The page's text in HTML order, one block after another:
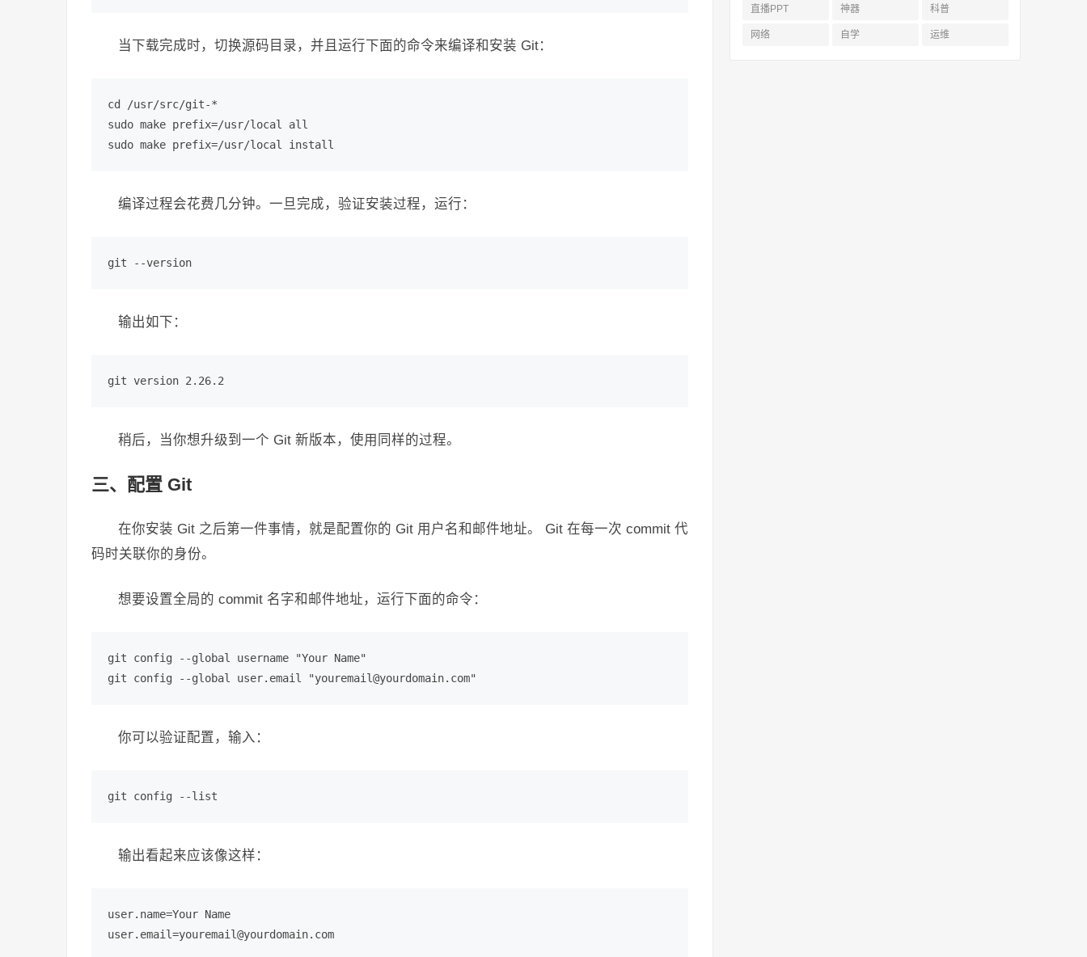
当下载完成时，切换源码目录，并且运行下面的命令来编译和安装 Git：
cd /usr/src/git-*
sudo make prefix=/usr/local all
sudo make prefix=/usr/local install
编译过程会花费几分钟。一旦完成，验证安装过程，运行：
git --version
输出如下：
git version 2.26.2
稍后，当你想升级到一个 Git 新版本，使用同样的过程。
三、配置 Git
在你安装 Git 之后第一件事情，就是配置你的 Git 用户名和邮件地址。 Git 在每一次 commit 代
码时关联你的身份。
想要设置全局的 commit 名字和邮件地址，运行下面的命令：
git config --global username "Your Name"
git config --global user.email "youremail@yourdomain.com"
你可以验证配置，输入：
git config --list
输出看起来应该像这样：
user.name=Your Name
user.email=youremail@yourdomain.com
直播PPT 神器 科普
网络 自学 运维